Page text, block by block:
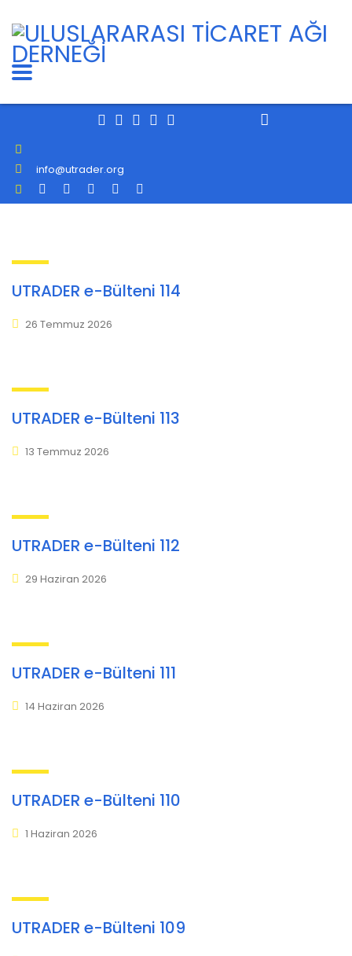
info@utrader.org
UTRADER e-Bülteni 114
26 Temmuz 2026
UTRADER e-Bülteni 113
13 Temmuz 2026
UTRADER e-Bülteni 112
29 Haziran 2026
UTRADER e-Bülteni 111
14 Haziran 2026
UTRADER e-Bülteni 110
1 Haziran 2026
UTRADER e-Bülteni 109